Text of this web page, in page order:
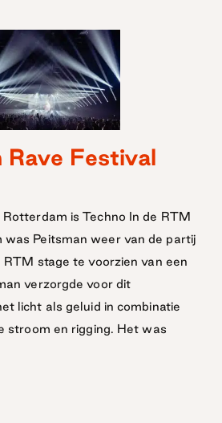
2024
Rave Festival
is Techno In de RTM
Peitsman weer van de partij
stage te voorzien van een
verzorgde voor dit
licht als geluid in combinatie
stroom en rigging. Het was